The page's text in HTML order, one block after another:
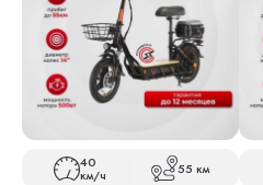
40
км/ч 55 км